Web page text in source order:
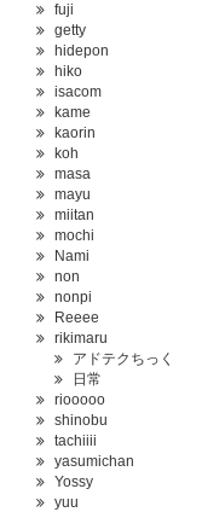
fuji
getty
hidepon
hiko
isacom
kame
kaorin
koh
masa
mayu
miitan
mochi
Nami
non
nonpi
Reeee
rikimaru
アドテクちっく
日常
riooooo
shinobu
tachiiii
yasumichan
Yossy
yuu